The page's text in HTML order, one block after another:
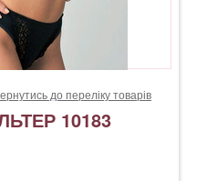
до переліку товарів
10183